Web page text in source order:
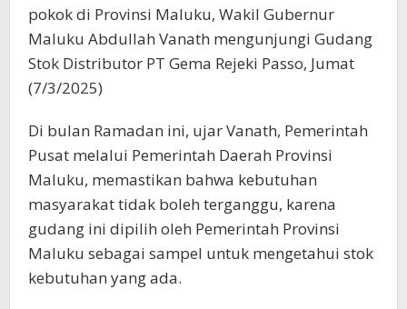
pokok di Provinsi Maluku, Wakil Gubernur
Maluku Abdullah Vanath mengunjungi Gudang
Stok Distributor ⁠PT Gema Rejeki Passo, Jumat
(7/3/2025)
Di bulan Ramadan ini, ujar Vanath, Pemerintah
Pusat melalui Pemerintah Daerah Provinsi
Maluku, memastikan bahwa kebutuhan
masyarakat tidak boleh terganggu, karena
gudang ini dipilih oleh Pemerintah Provinsi
Maluku sebagai sampel untuk mengetahui stok
kebutuhan yang ada.